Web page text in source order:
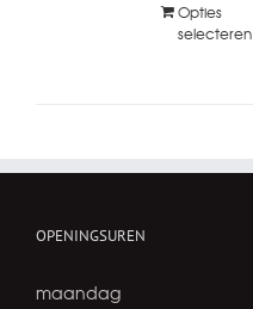
Opties
selecteren
OPENINGSUREN
maandag